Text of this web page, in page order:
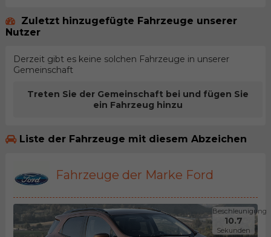
Zuletzt hinzugefügte Fahrzeuge unserer
Nutzer
Derzeit gibt es keine solchen Fahrzeuge in unserer
Gemeinschaft
Treten Sie der Gemeinschaft bei und fügen Sie
ein Fahrzeug hinzu
Liste der Fahrzeuge mit diesem Abzeichen
Fahrzeuge der Marke Ford
Beschleunigung
10.7
Sekunden